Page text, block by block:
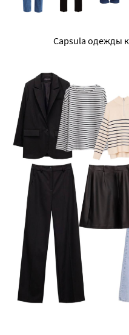
Capsula одежды